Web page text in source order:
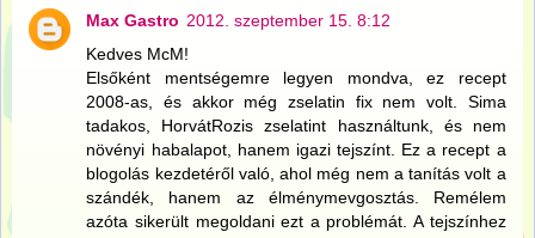
Max Gastro 2012. szeptember 15. 8:12
Kedves McM!
Elsőként mentségemre legyen mondva, ez recept
2008-as, és akkor még zselatin fix nem volt. Sima
tadakos, HorvátRozis zselatint használtunk, és nem
növényi habalapot, hanem igazi tejszínt. Ez a recept a
blogolás kezdetéről való, ahol még nem a tanítás volt a
szándék, hanem az élménymevgosztás. Remélem
azóta sikerült megoldani ezt a problémát. A tejszínhez